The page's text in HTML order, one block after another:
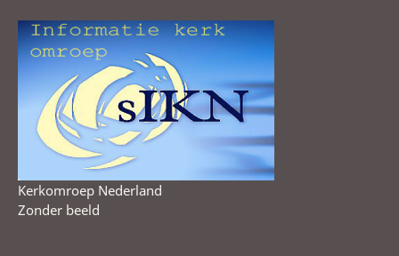
Kerkomroep Nederland
Zonder beeld